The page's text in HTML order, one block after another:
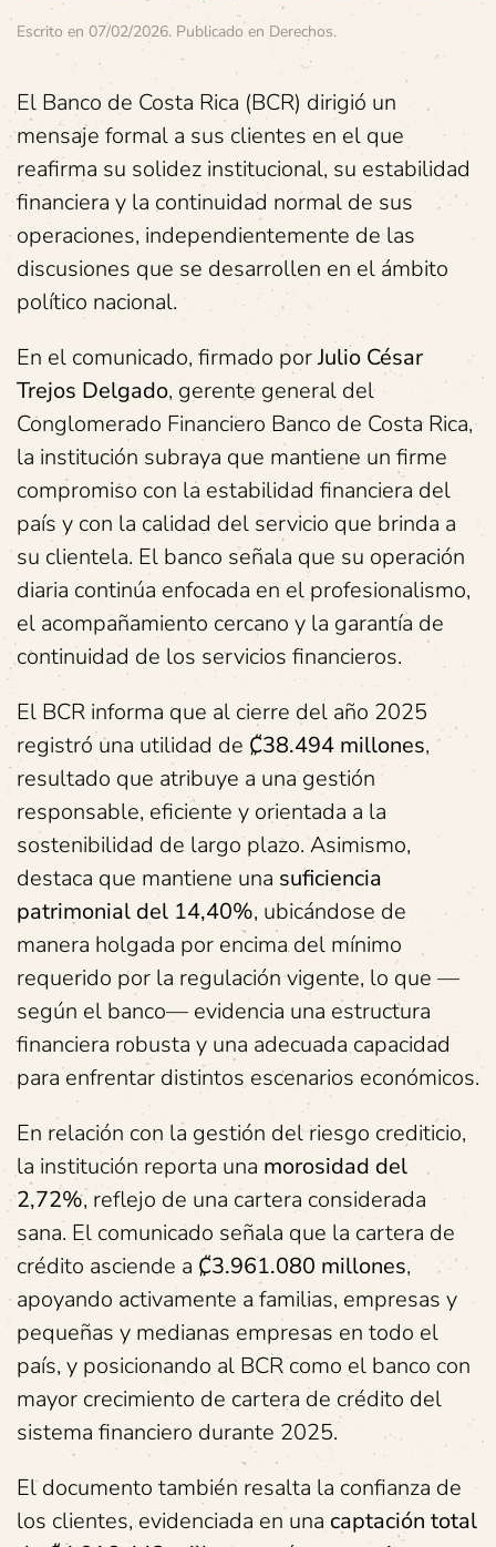
Escrito en 07/02/2026. Publicado en Derechos.
El Banco de Costa Rica (BCR) dirigió un
mensaje formal a sus clientes en el que
reafirma su solidez institucional, su estabilidad
financiera y la continuidad normal de sus
operaciones, independientemente de las
discusiones que se desarrollen en el ámbito
político nacional.
En el comunicado, firmado porJulio César
Trejos Delgado, gerente general del
Conglomerado Financiero Banco de Costa Rica,
la institución subraya que mantiene un firme
compromiso con la estabilidad financiera del
país y con la calidad del servicio que brinda a
su clientela. El banco señala que su operación
diaria continúa enfocada en el profesionalismo,
el acompañamiento cercano y la garantía de
continuidad de los servicios financieros.
El BCR informa que al cierre del año 2025
registró una utilidad de ₡38.494 millones,
resultado que atribuye a una gestión
responsable, eficiente y orientada a la
sostenibilidad de largo plazo. Asimismo,
destaca que mantiene una suficiencia
patrimonial del 14,40%, ubicándose de
manera holgada por encima del mínimo
requerido por la regulación vigente, lo que —
según el banco— evidencia una estructura
financiera robusta y una adecuada capacidad
para enfrentar distintos escenarios económicos.
En relación con la gestión del riesgo crediticio,
la institución reporta una morosidad del
2,72%, reflejo de una cartera considerada
sana. El comunicado señala que la cartera de
crédito asciende a ₡3.961.080 millones,
apoyando activamente a familias, empresas y
pequeñas y medianas empresas en todo el
país, y posicionando al BCR como el banco con
mayor crecimiento de cartera de crédito del
sistema financiero durante 2025.
El documento también resalta la confianza de
los clientes, evidenciada en una captación total